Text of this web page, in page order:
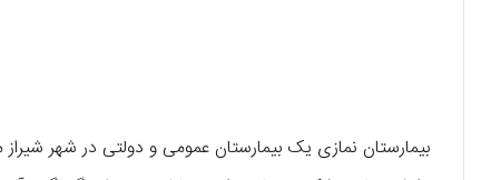
بیمارستان نمازی یک بیمارستان عمومی و دولتی در شهر